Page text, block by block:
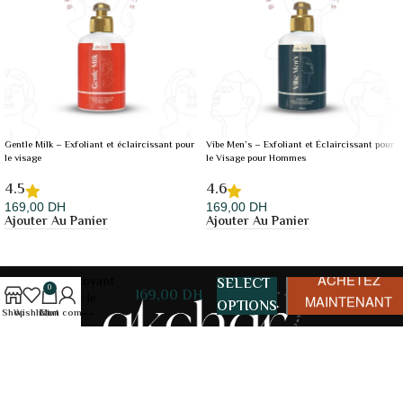
Gentle Milk – Exfoliant et éclaircissant pour
le visage
4.5
169,00 DH
Ajouter Au Panier
Vibe Men’s – Exfoliant et Éclaircissant pour
le Visage pour Hommes
4.6
169,00 DH
Ajouter Au Panier
Gel
Nettoyant
pour le
visage
169,00 DH
SELECT
OPTIONS
ACHETEZ
MAINTENANT
ShopWishlist
0
Cart
Mon compte